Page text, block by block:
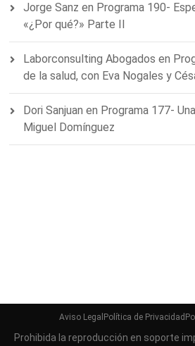
Jorge Sanz en Programa 190-
«¿Por qué?» Parte II
Laborconsulting Abogados en
de la salud, con Eva Nogales y
Dori Sanjuan en Programa 177-
Miguel Domínguez
Prohibida la reproducción en soporte
Aviso Legal Política de Privacidad